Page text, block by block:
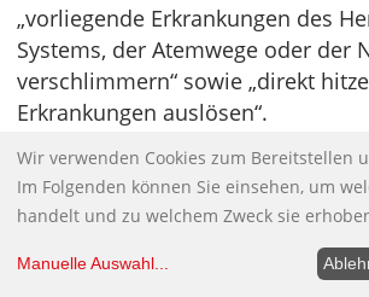
„vorliegende Erkrankungen des
Systems, der Atemwege oder der
verschlimmern“ sowie „direkt
Erkrankungen auslösen“.
Fazit
Die Bundesregierung gibt
Euro für die Förderung der
Diese Ausgaben werden sich
Wir verwenden Cookies zum Bereitstellen
Im Folgenden können Sie einsehen, um
handelt und zu welchem Zweck sie
Manuelle Auswahl...